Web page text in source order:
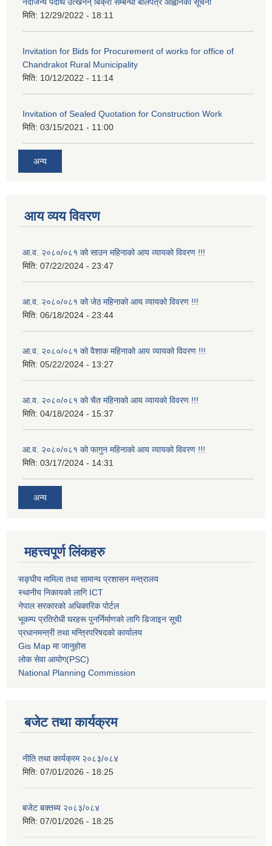
मिति: 12/29/2022 - 18:11
Invitation for Bids for Procurement of works for office of
Chandrakot Rural Municipality
मिति: 10/12/2022 - 11:14
Invitation of Sealed Quotation for Construction Work
मिति: 03/15/2021 - 11:00
अन्य
आय व्यय विवरण
आ.व. २०८०/०८१ को साउन महिनाको आय व्यायको विवरण !!!
मिति: 07/22/2024 - 23:47
आ.व. २०८०/०८१ को जेठ महिनाको आय व्यायको विवरण !!!
मिति: 06/18/2024 - 23:44
आ.व. २०८०/०८१ को वैशाक महिनाको आय व्यायको विवरण !!!
मिति: 05/22/2024 - 13:27
आ.व. २०८०/०८१ को चैत महिनाको आय व्यायको विवरण !!!
मिति: 04/18/2024 - 15:37
आ.व. २०८०/०८१ को फागुन महिनाको आय व्यायको विवरण !!!
मिति: 03/17/2024 - 14:31
अन्य
महत्त्वपूर्ण लिंकहरु
सङ्घीय मामिला तथा सामान्य प्रशासन मन्त्रालय
स्थानीय निकायको लागि ICT
नेपाल सरकारको अधिकारिक पोर्टल
भूकम्प प्रतिरोधी घरहरू पुनर्निर्माणको लागि डिजाइन सूची
प्रधानमन्त्री तथा मन्त्रिपरिषदको कार्यालय
Gis Map मा जानुहोस
लोक सेवा आयोग(PSC)
National Planning Commission
बजेट तथा कार्यक्रम
नीति तथा कार्यक्रम २०८३/०८४
मिति: 07/01/2026 - 18:25
बजेट बक्तब्य २०८३/०८४
मिति: 07/01/2026 - 18:25